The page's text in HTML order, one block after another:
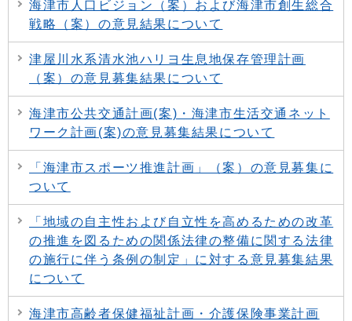
海津市人口ビジョン（案）および海津市創生総合
戦略（案）の意見結果について
津屋川水系清水池ハリヨ生息地保存管理計画
（案）の意見募集結果について
海津市公共交通計画(案)・海津市生活交通ネット
ワーク計画(案)の意見募集結果について
「海津市スポーツ推進計画」（案）の意見募集に
ついて
「地域の自主性および自立性を高めるための改革
の推進を図るための関係法律の整備に関する法律
の施行に伴う条例の制定」に対する意見募集結果
について
海津市高齢者保健福祉計画・介護保険事業計画